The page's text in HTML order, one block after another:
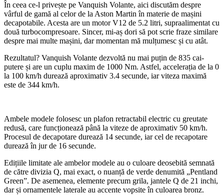
În ceea ce-l privește pe Vanquish Volante, aici discutăm despre
vârful de gamă al celor de la Aston Martin în materie de mașini
decapotabile. Acesta are un motor V12 de 5.2 litri, supraalimentat cu
două turbocompresoare. Sincer, mi-aș dori să pot scrie fraze similare
despre mai multe mașini, dar momentan mă mulțumesc și cu atât.
Rezultatul? Vanquish Volante dezvoltă nu mai puțin de 835 cai-
putere și are un cuplu maxim de 1000 Nm. Astfel, accelerația de la 0
la 100 km/h durează aproximativ 3.4 secunde, iar viteza maximă
este de 344 km/h.
Ambele modele folosesc un plafon retractabil electric cu greutate
redusă, care funcționează până la viteze de aproximativ 50 km/h.
Procesul de decapotare durează 14 secunde, iar cel de recapotare
durează în jur de 16 secunde.
Edițiile limitate ale ambelor modele au o culoare deosebită semnată
de către divizia Q, mai exact, o nuanță de verde denumită „Pentland
Green”. De asemenea, elemente precum grila, jantele Q de 21 inchi,
dar și ornamentele laterale au accente vopsite în culoarea bronz.